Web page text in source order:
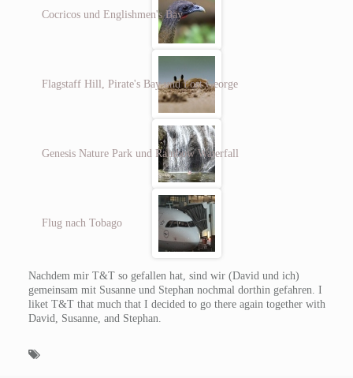
Cocricos und Englishmen's Bay
Flagstaff Hill, Pirate's Bay und Fort George
Genesis Nature Park und Rainbow Waterfall
Flug nach Tobago
Nachdem mir T&T so gefallen hat, sind wir (David und ich)
gemeinsam mit Susanne und Stephan nochmal dorthin gefahren. I
liket T&T that much that I decided to go there again together with
David, Susanne, and Stephan.